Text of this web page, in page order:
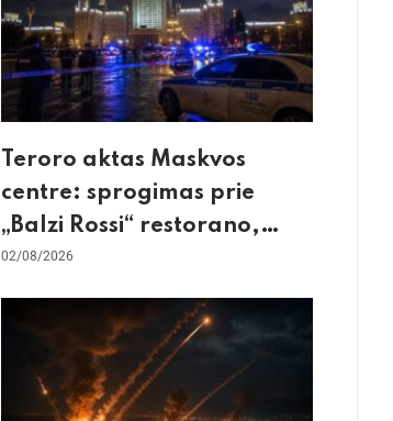
Teroro aktas Maskvos
centre: sprogimas prie
„Balzi Rossi“ restorano,
mirtininkės apgulė ir tikrieji
taikiniai
02/08/2026